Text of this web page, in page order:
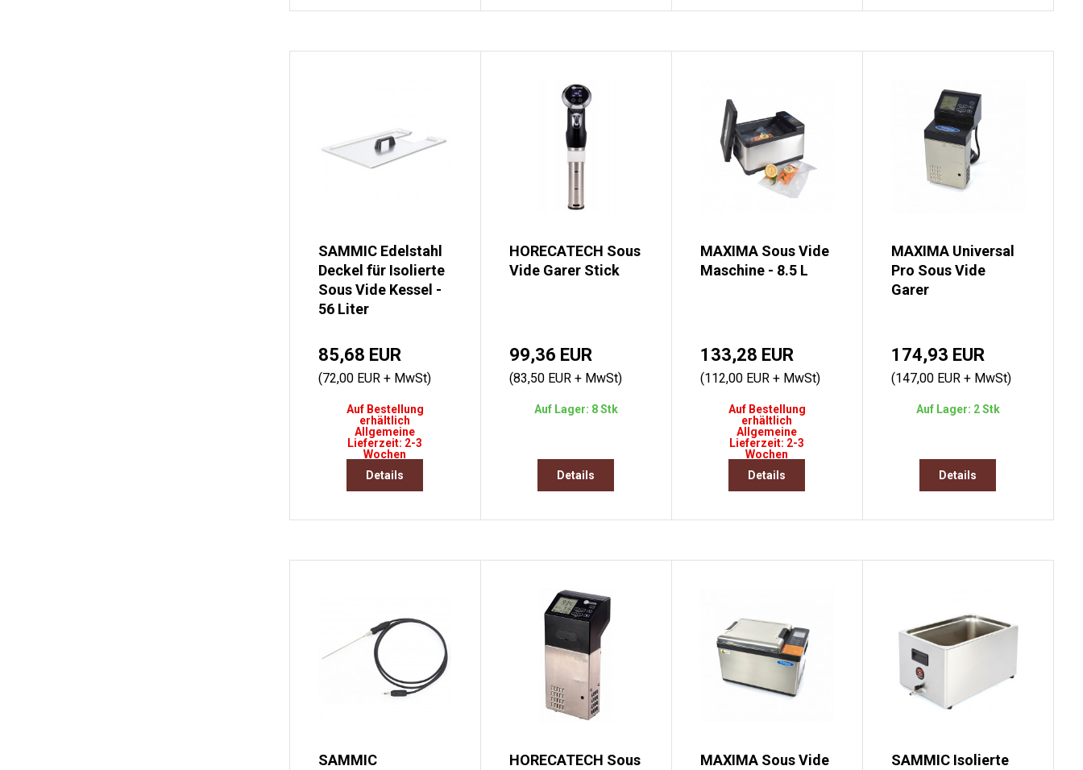
SAMMIC Edelstahl
Deckel für Isolierte
Sous Vide Kessel -
56 Liter
85,68 EUR
(72,00 EUR + MwSt)
Auf Bestellung
erhältlich
Allgemeine
Lieferzeit: 2-3
Wochen
Details
HORECATECH Sous
Vide Garer Stick
99,36 EUR
(83,50 EUR + MwSt)
Auf Lager: 8 Stk
Details
MAXIMA Sous Vide
Maschine - 8.5 L
133,28 EUR
(112,00 EUR + MwSt)
Auf Bestellung
erhältlich
Allgemeine
Lieferzeit: 2-3
Wochen
Details
MAXIMA Universal
Pro Sous Vide
Garer
174,93 EUR
(147,00 EUR + MwSt)
Auf Lager: 2 Stk
Details
SAMMIC
HORECATECH Sous
MAXIMA Sous Vide
SAMMIC Isolierte